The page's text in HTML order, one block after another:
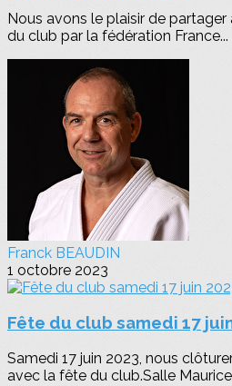
Nous avons le plaisir de
du club par la fédération France...
Franck BEAUDIN
1 octobre 2023
Fête du club samedi 17
Samedi 17 juin 2023, nous
avec la fête du club.Salle